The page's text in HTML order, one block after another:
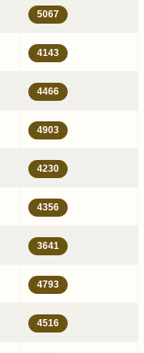
5067
4143
4466
4903
4230
4356
3641
4793
4516